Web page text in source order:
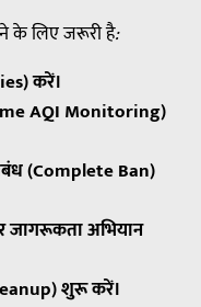
केलिएजरूरीहै:
करें।
AQI Monitoring)
(Complete Ban)
जागरूकता अभियान
शुरू करें।